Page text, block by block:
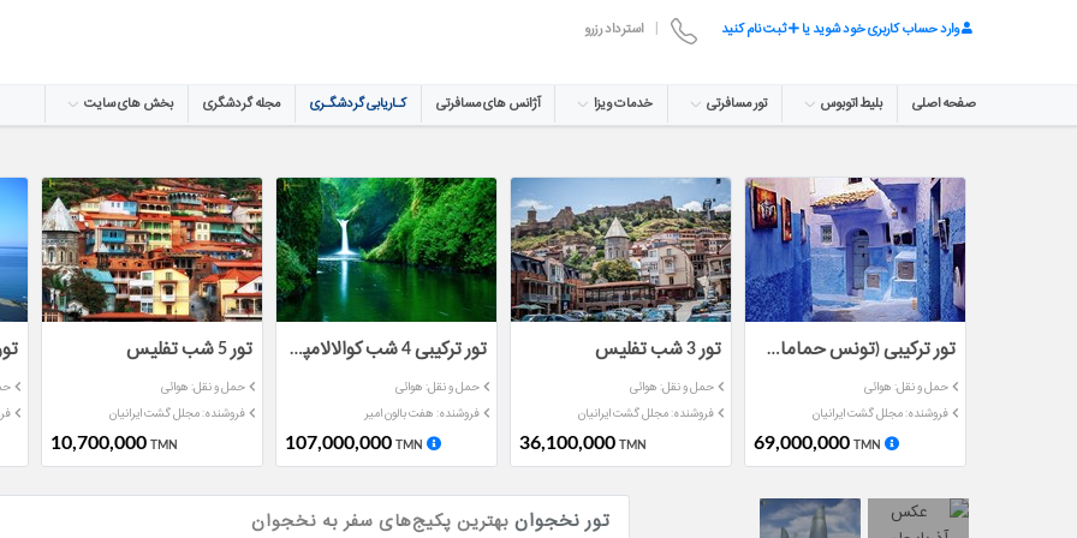
وارد حساب کاربری خود شوید یا ثبت نام کنید استرداد رزرو
صفحه اصلی بلیط اتوبوس تور مسافرتی خدمات ویزا آژانس های مسافرتی کـاریابی گردشگـری مجله گردشگری بخش های سایت
تور ترکیبی (تونس حمامات)هشت روزه مرداد ماه
حمل و نقل: هوائی
فروشنده: مجلل گشت ایرانیان
69,000,000 TMN
تور 3 شب تفلیس
حمل و نقل: هوائی
فروشنده: مجلل گشت ایرانیان
36,100,000 TMN
تور ترکیبی 4 شب کوالالامپور 3 شب سنگاپور
حمل و نقل: هوائی
فروشنده: هفت بالون امیر
107,000,000 TMN
تور 5 شب تفلیس
حمل و نقل: هوائی
فروشنده: مجلل گشت ایرانیان
10,700,000 TMN
تور نخجوان بهترین پکیج‌های سفر به نخجوان